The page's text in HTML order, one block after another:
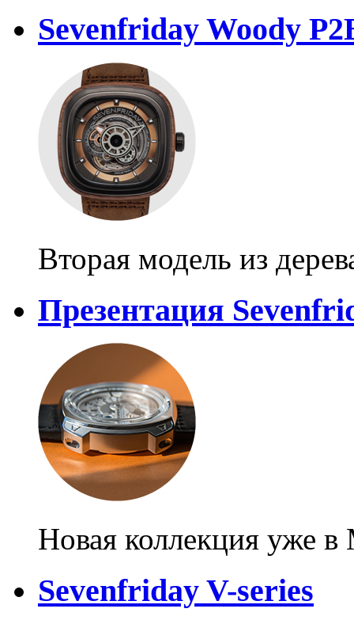
Sevenfriday Woody
Вторая модель из
Презентация
Новая коллекция уже в
Sevenfriday V-series